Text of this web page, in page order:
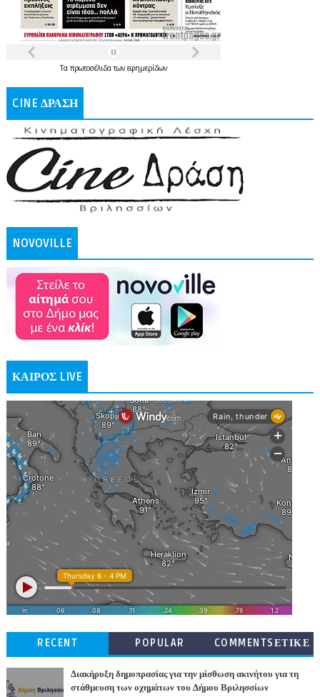
Τα πρωτοσέλιδατων εφημερίδων
CINE ΔΡΑΣΗ
NOVOVILLE
ΚΑΙΡΟΣ LIVE
RECENT POPULAR
COMMENTSΕΤΙΚΕ
Διακήρυξη δημοπρασίας για την μίσθωση ακινήτου για τη
στάθμευση των οχημάτων του Δήμου Βριλησσίων